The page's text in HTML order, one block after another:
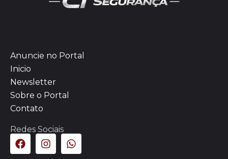
Anuncie no Portal
Inicio
Newsletter
Sobre o Portal
Contato
Redes Sociais